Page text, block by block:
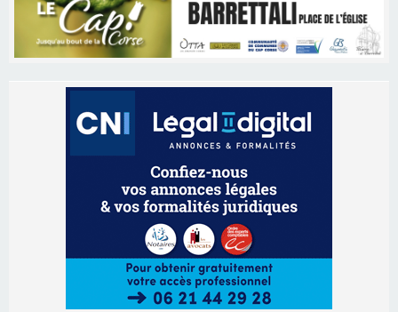
Les brèves
Ucciani – Marché des producteurs à Cruculi le
Corte – L’association A Nuciola organise une
projection sous les étoiles